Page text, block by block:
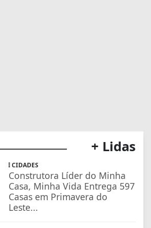
+ Lidas
CIDADES
Construtora Líder do Minha
Casa, Minha Vida Entrega 597
Casas em Primavera do
Leste...